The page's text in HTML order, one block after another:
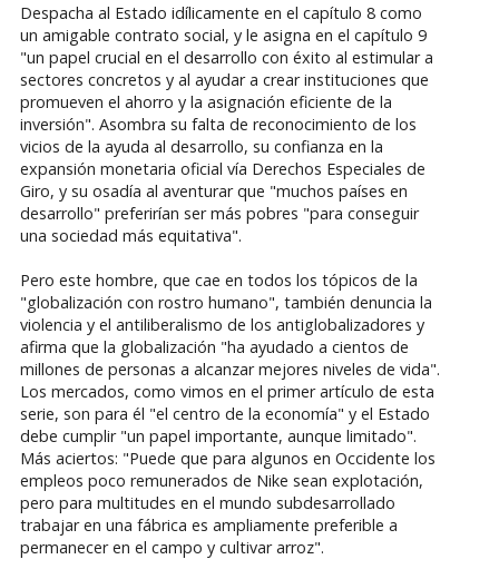
Despacha al Estado idílicamente en el capítulo 8 como
un amigable contrato social, y le asigna en el capítulo 9
"un papel crucial en el desarrollo con éxito al estimular a
sectores concretos y al ayudar a crear instituciones que
promueven el ahorro y la asignación eficiente de la
inversión". Asombra su falta de reconocimiento de los
vicios de la ayuda al desarrollo, su confianza en la
expansión monetaria oficial vía Derechos Especiales de
Giro, y su osadía al aventurar que "muchos países en
desarrollo" preferirían ser más pobres "para conseguir
una sociedad más equitativa".
Pero este hombre, que cae en todos los tópicos de la
"globalización con rostro humano", también denuncia la
violencia y el antiliberalismo de los antiglobalizadores y
afirma que la globalización "ha ayudado a cientos de
millones de personas a alcanzar mejores niveles de vida".
Los mercados, como vimos en el primer artículo de esta
serie, son para él "el centro de la economía" y el Estado
debe cumplir "un papel importante, aunque limitado".
Más aciertos: "Puede que para algunos en Occidente los
empleos poco remunerados de Nike sean explotación,
pero para multitudes en el mundo subdesarrollado
trabajar en una fábrica es ampliamente preferible a
permanecer en el campo y cultivar arroz".